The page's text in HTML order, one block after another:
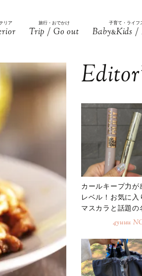
リア 旅行・おでかけ
Trip / Go out
子育て・ライフ
Baby&Kids /
カールキープ力が
レベル！お気に入
マスカラと話題の
4yuuu